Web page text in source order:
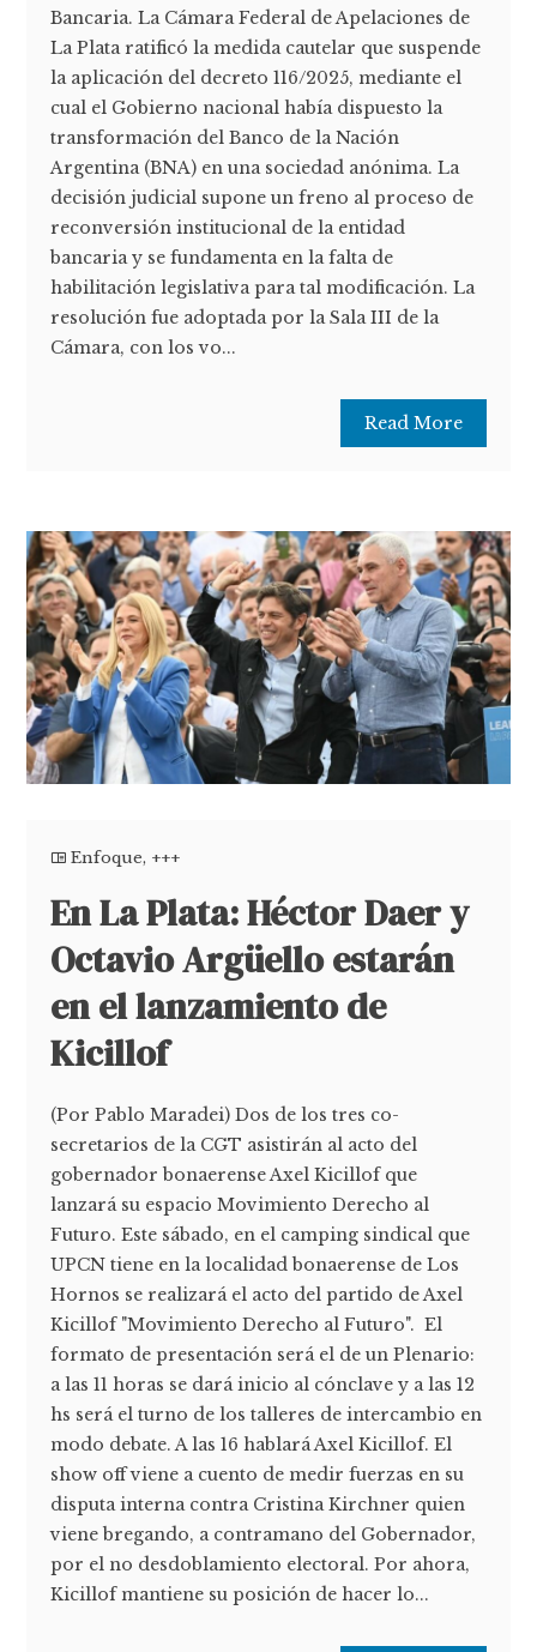
Bancaria. La Cámara Federal de Apelaciones de
La Plata ratificó la medida cautelar que suspende
la aplicación del decreto 116/2025, mediante el
cual el Gobierno nacional había dispuesto la
transformación del Banco de la Nación
Argentina (BNA) en una sociedad anónima. La
decisión judicial supone un freno al proceso de
reconversión institucional de la entidad
bancaria y se fundamenta en la falta de
habilitación legislativa para tal modificación. La
resolución fue adoptada por la Sala III de la
Cámara, con los vo...
Read More
Enfoque, +++
En La Plata: Héctor Daer y
Octavio Argüello estarán
en el lanzamiento de
Kicillof
(Por Pablo Maradei) Dos de los tres co-
secretarios de la CGT asistirán al acto del
gobernador bonaerense Axel Kicillof que
lanzará su espacio Movimiento Derecho al
Futuro. Este sábado, en el camping sindical que
UPCN tiene en la localidad bonaerense de Los
Hornos se realizará el acto del partido de Axel
Kicillof "Movimiento Derecho al Futuro". El
formato de presentación será el de un Plenario:
a las 11 horas se dará inicio al cónclave y a las 12
hs será el turno de los talleres de intercambio en
modo debate. A las 16 hablará Axel Kicillof. El
show off viene a cuento de medir fuerzas en su
disputa interna contra Cristina Kirchner quien
viene bregando, a contramano del Gobernador,
por el no desdoblamiento electoral. Por ahora,
Kicillof mantiene su posición de hacer lo...